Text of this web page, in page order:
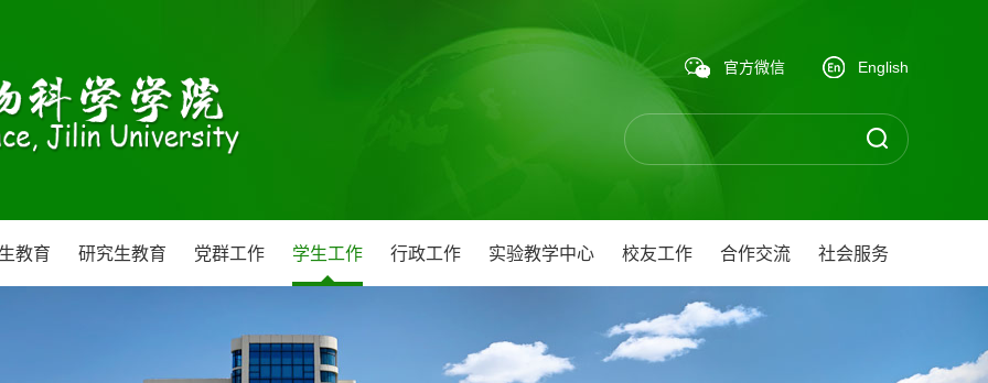
官方微信 English
教育 研究生教育 党群工作 学生工作 行政工作 实验教学中心 校友工作 合作交流 社会服务